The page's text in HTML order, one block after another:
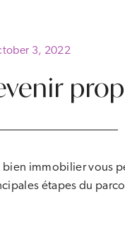
3, 2022
immobilier vous
étapes du